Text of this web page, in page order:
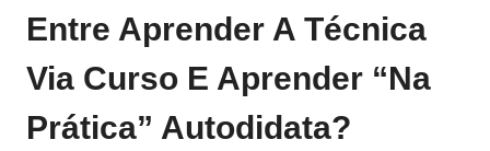
Entre Aprender A Técnica
Via Curso E Aprender “na
Prática” Autodidata?